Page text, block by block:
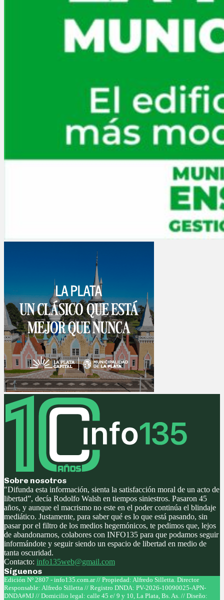
Sobre nosotros
"Difunda esta información, sienta la satisfacción moral de un acto de
libertad”, decía Rodolfo Walsh en tiempos siniestros. Pasaron 45
años, y aunque el macrismo no este en el poder continúa el blindaje
mediático. Justamente, para saber qué es lo que está pasando, sin
pasar por el filtro de los medios hegemónicos, te pedimos que, lejos
de abandonarnos, colabores con INFO135 para que podamos seguir
informándote y seguir siendo un espacio de libertad en medio de
tanta oscuridad.
Contacto: info135web@gmail.com
Síguenos
Facebook
Twitter
Instagram
Youtube
Edición Nº 2807 - info135.com.ar // Propiedad: Alfredo Silletta. Director
Responsable: Alfredo Silletta // Registro DNDA: PV-2026-10090025-APN-
DNDA#MJ // Domicilio legal: calle 45 e/ 9 y 10, La Plata, Bs. As. // Diseño: